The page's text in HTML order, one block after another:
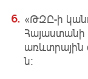
«ԹԶԸ-ի
Հայաստանի
առևտրային
ն։